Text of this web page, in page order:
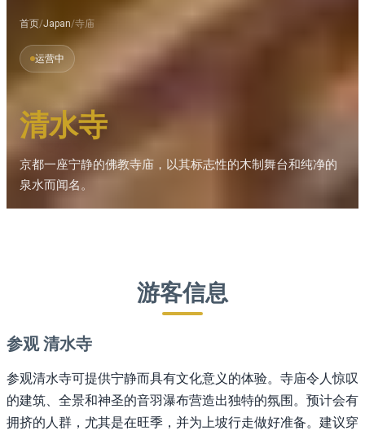
首页/Japan/寺庙
运营中
清水寺
京都一座宁静的佛教寺庙，以其标志性的木制舞台和纯净的
泉水而闻名。
游客信息
参观 清水寺
参观清水寺可提供宁静而具有文化意义的体验。寺庙令人惊叹
的建筑、全景和神圣的音羽瀑布营造出独特的氛围。预计会有
拥挤的人群，尤其是在旺季，并为上坡行走做好准备。建议穿